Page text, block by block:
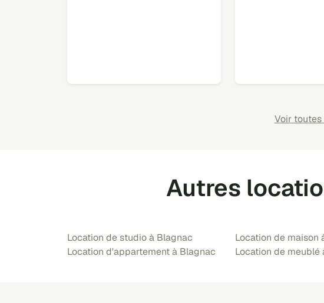
Voir toutes
Autres
Location de studio à Blagnac
Location d'appartement à Blagnac
Location de maison
Location de meublé